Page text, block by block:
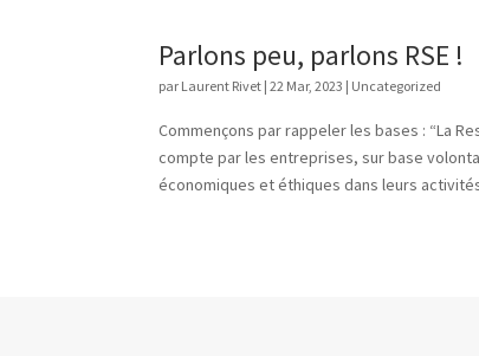
Parlons peu, parlons RSE !
par Laurent Rivet |22 Mar, 2023 | Uncategorized
Commençons par rappeler les bases : “La
compte par les entreprises, sur base
économiques et éthiques dans leurs